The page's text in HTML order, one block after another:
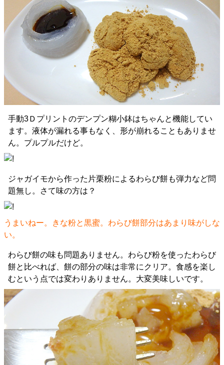
手動3Ｄプリントのデンプン糊小鉢はちゃんと機能してい
ます。液体が漏れる事もなく、形が崩れることもありませ
ん。プルプルだけど。
ジャガイモから作った片栗粉によるわらび餅も弾力など問
題無し。さて味の方は？
うまいねー。きな粉と黒蜜。わらび餅部分はあまり味がしな
い。
わらび餅の味も問題ありません。わらび粉を使ったわらび
餅と比べれば、餅の部分の味は非常にクリア。食感を楽し
むという点では変わりありません。大変美味しいです。